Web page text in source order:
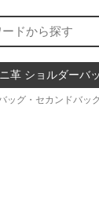
革 ショルダーバ
ッグ・セカンドバッ